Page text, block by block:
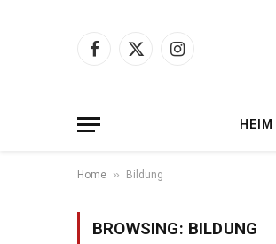
Facebook
X
Instagram
HEIM
Home » Bildung
BROWSING: BILDUNG